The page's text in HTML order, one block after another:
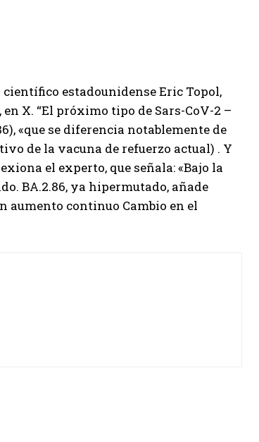
estadounidense Eric Topol,
X. “El próximo tipo de Sars-CoV-2 –
«que se diferencia notablemente de
de la vacuna de refuerzo actual) . Y
el experto, que señala: «Bajo la
BA.2.86, ya hipermutado, añade
aumento continuo Cambio en el